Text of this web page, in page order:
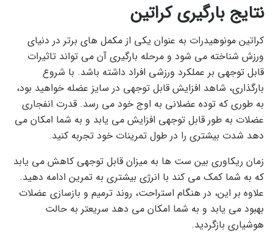
نتایج بارگیری کراتین
کراتین مونوهیدرات به عنوان یکی از مکمل های برتر در دنیای
ورزش شناخته می شود و مرحله بارگیری آن می تواند تاثیرات
قابل توجهی بر عملکرد ورزشی افراد داشته باشد. با شروع
بارگذاری، شاهد افزایش قابل توجهی در سایز عضله خواهید بود،
به طوری که توده عضلانی به اوج خود می رسد. قدرت انفجاری
عضلات به طور قابل توجهی افزایش می یابد و به شما امکان می
دهد شدت بیشتری را در طول تمرینات خود تجربه کنید.
زمان ریکاوری بین ست ها به میزان قابل توجهی کاهش می یابد
که به شما کمک می کند با انرژی بیشتری به تمرین ادامه دهید.
علاوه بر این، در هنگام استراحت، روند ترمیم و بازسازی عضلات
بهبود می یابد و به شما امکان می دهد سریعتر به حالت
هوشیاری بازگردید.